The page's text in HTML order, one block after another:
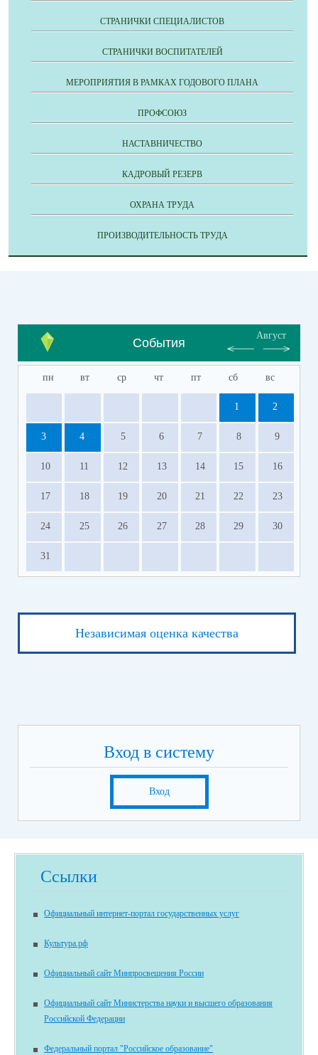
СТРАНИЧКИ СПЕЦИАЛИСТОВ
СТРАНИЧКИ ВОСПИТАТЕЛЕЙ
МЕРОПРИЯТИЯ В РАМКАХ ГОДОВОГО ПЛАНА
ПРОФСОЮЗ
НАСТАВНИЧЕСТВО
КАДРОВЫЙ РЕЗЕРВ
ОХРАНА ТРУДА
ПРОИЗВОДИТЕЛЬНОСТЬ ТРУДА
События
Август
пн вт ср чт пт сб вс
1 2
3 4 5 6 7 8 9
10 11 12 13 14 15 16
17 18 19 20 21 22 23
24 25 26 27 28 29 30
31
Независимая оценка качества
Вход в систему
Вход
Ссылки
Официальный интернет-портал государственных услуг
Культура.рф
Официальный сайт Минпросвещения России
Официальный сайт Министерства науки и высшего образования
Российской Федерации
Федеральный портал "Российское образование"